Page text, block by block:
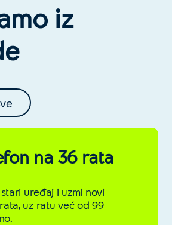
iz
na 36 rata
uređaj i uzmi novi
uz ratu već od 99